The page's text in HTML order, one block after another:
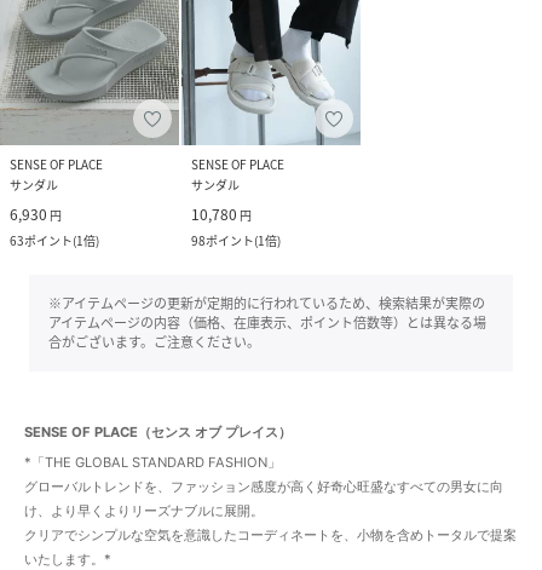
SENSE OF PLACE
サンダル
6,930 円
63ポイント(1倍)
SENSE OF PLACE
サンダル
10,780 円
98ポイント(1倍)
※アイテムページの更新が定期的に行われているため、検索結果が実際の
アイテムページの内容（価格、在庫表示、ポイント倍数等）とは異なる場
合がございます。ご注意ください。
SENSE OF PLACE（センス オブ プレイス）
*「THE GLOBAL STANDARD FASHION」
グローバルトレンドを、ファッション感度が高く好奇心旺盛なすべての男女に向
け、より早くよりリーズナブルに展開。
クリアでシンプルな空気を意識したコーディネートを、小物を含めトータルで提案
いたします。*